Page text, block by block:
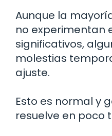
Aunque la
no experimentan
significativos,
molestias
ajuste.
Esto es normal y
resuelve en poco